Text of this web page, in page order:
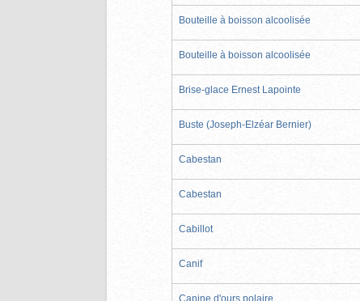
Bouteille à boisson alcoolisée
Bouteille à boisson alcoolisée
Brise-glace Ernest Lapointe
Buste (Joseph-Elzéar Bernier)
Cabestan
Cabestan
Cabillot
Canif
Canine d'ours polaire